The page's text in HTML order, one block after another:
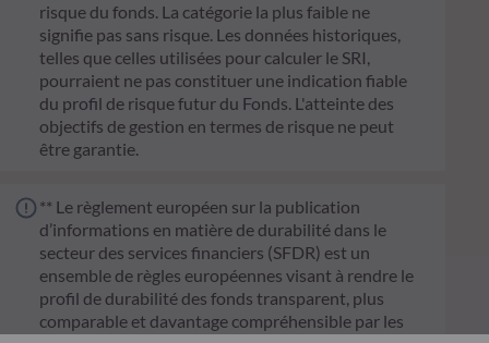
risque du fonds. La catégorie la plus faible ne
signifie pas sans risque. Les données historiques,
telles que celles utilisées pour calculer le SRI,
pourraient ne pas constituer une indication fiable
du profil de risque futur du Fonds. L'atteinte des
objectifs de gestion en termes de risque ne peut
être garantie.
** Le règlement européen sur la publication
d’informations en matière de durabilité dans le
secteur des services financiers (SFDR) est un
ensemble de règles européennes visant à rendre le
profil de durabilité des fonds transparent, plus
comparable et davantage compréhensible par les